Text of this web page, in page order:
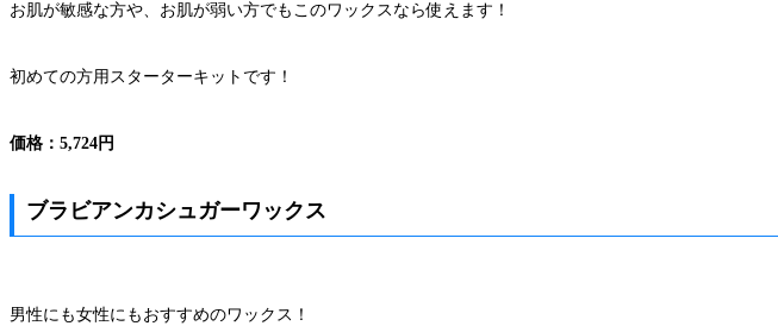
お肌が敏感な方や、お肌が弱い方でもこのワックスなら使えます！
初めての方用スターターキットです！
価格：5,724円
ブラビアンカシュガーワックス
男性にも女性にもおすすめのワックス！